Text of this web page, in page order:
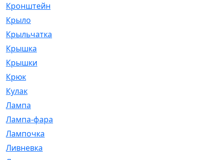
Кронштейн
Крыло
Крыльчатка
Крышка
Крышки
Крюк
Кулак
Лампа
Лампа-фара
Лампочка
Ливневка